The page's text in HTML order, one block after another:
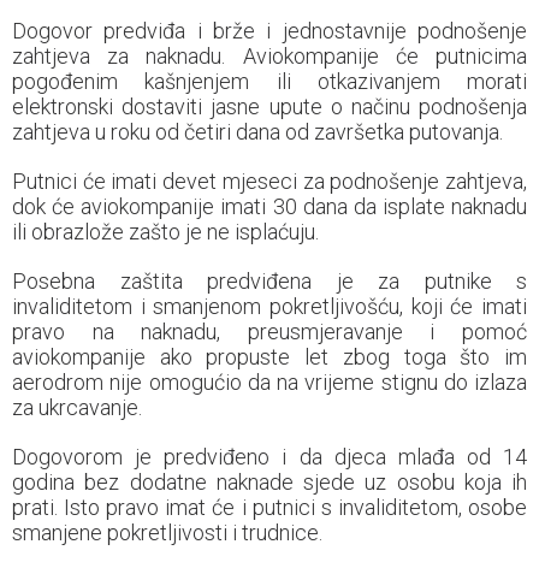
Dogovor predviđa i brže i jednostavnije podnošenje
zahtjeva za naknadu. Aviokompanije će putnicima
pogođenim kašnjenjem ili otkazivanjem morati
elektronski dostaviti jasne upute o načinu podnošenja
zahtjeva u roku od četiri dana od završetka putovanja.
Putnici će imati devet mjeseci za podnošenje zahtjeva,
dok će aviokompanije imati 30 dana da isplate naknadu
ili obrazlože zašto je ne isplaćuju.
Posebna zaštita predviđena je za putnike s
invaliditetom i smanjenom pokretljivošću, koji će imati
pravo na naknadu, preusmjeravanje i pomoć
aviokompanije ako propuste let zbog toga što im
aerodrom nije omogućio da na vrijeme stignu do izlaza
za ukrcavanje.
Dogovorom je predviđeno i da djeca mlađa od 14
godina bez dodatne naknade sjede uz osobu koja ih
prati. Isto pravo imat će i putnici s invaliditetom, osobe
smanjene pokretljivosti i trudnice.